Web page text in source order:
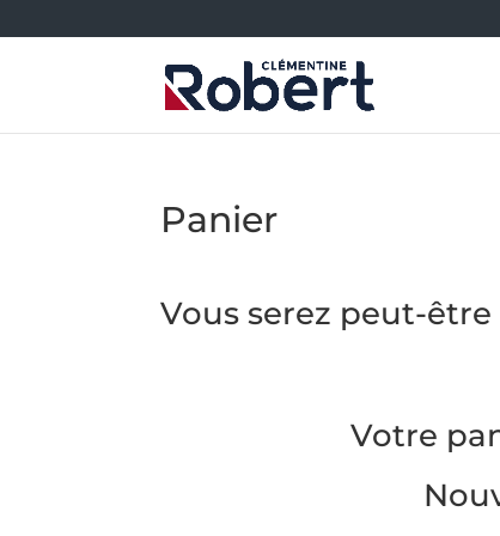
Panier
Vous serez peut-
Votre